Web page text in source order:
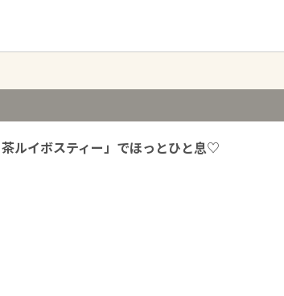
ルイボスティー」でほっとひと息♡